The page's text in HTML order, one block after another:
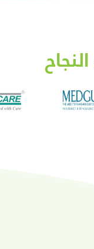
النجاح